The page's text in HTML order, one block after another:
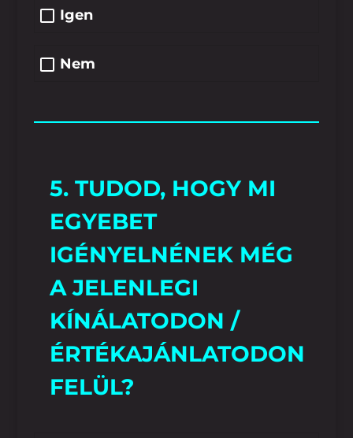
Igen
Nem
5. TUDOD, HOGY MI
EGYEBET
IGÉNYELNÉNEK MÉG
A JELENLEGI
KÍNÁLATODON /
ÉRTÉKAJÁNLATODON
FELÜL?